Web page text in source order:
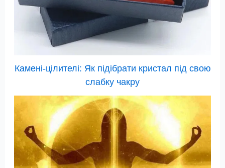
Камені-цілителі: Як підібрати кристал під свою
слабку чакру